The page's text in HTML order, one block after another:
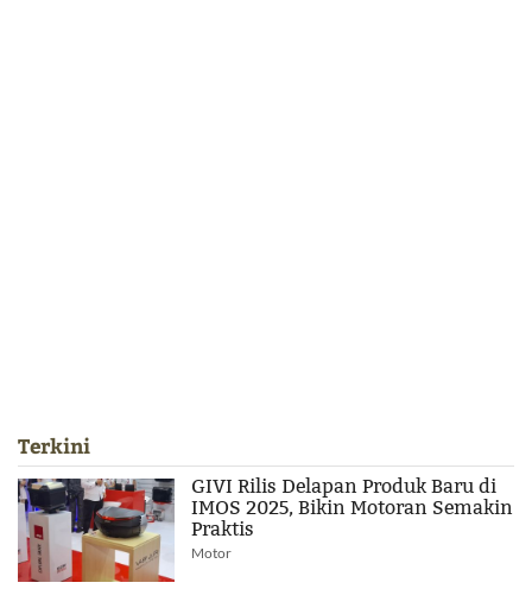
Terkini
GIVI Rilis Delapan Produk Baru di
IMOS 2025, Bikin Motoran Semakin
Praktis
Motor